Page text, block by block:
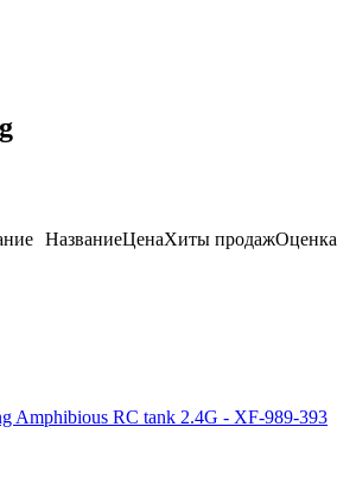
НазваниеЦенаХиты продажОценка